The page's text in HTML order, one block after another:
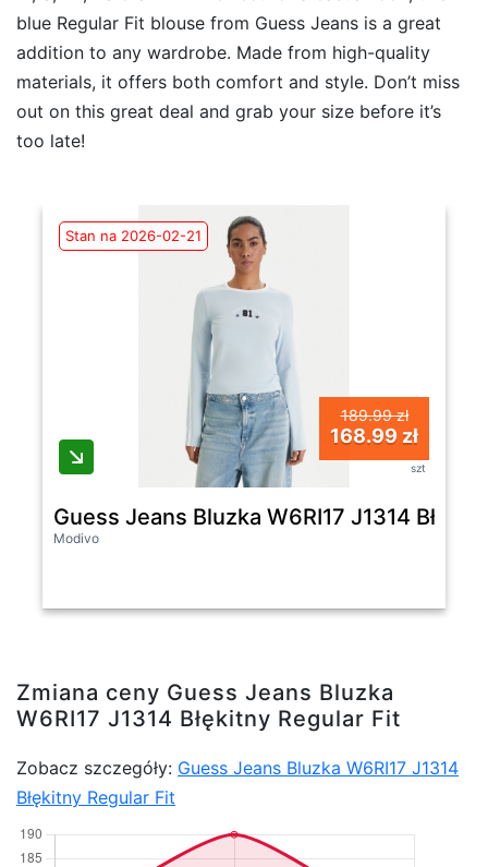
blue Regular Fit blouse from Guess Jeans is a great
addition to any wardrobe. Made from high-quality
materials, it offers both comfort and style. Don’t miss
out on this great deal and grab your size before it’s
too late!
Stan na 2026-02-21
189.99 zł
168.99 zł
szt
Guess Jeans Bluzka W6RI17 J1314
Modivo
Zmiana ceny Guess Jeans Bluzka
W6RI17 J1314 Błękitny Regular Fit
Zobacz szczegóły: Guess Jeans Bluzka W6RI17 J1314
Błękitny Regular Fit